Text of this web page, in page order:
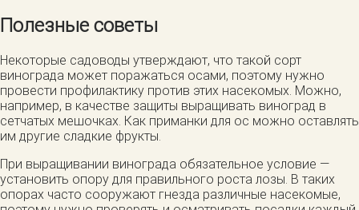
Полезные советы
Некоторые садоводы утверждают, что такой сорт
винограда может поражаться осами, поэтому нужно
провести профилактику против этих насекомых. Можно,
например, в качестве защиты выращивать виноград в
сетчатых мешочках. Как приманки для ос можно оставлять
им другие сладкие фрукты.
При выращивании винограда обязательное условие —
установить опору для правильного роста лозы. В таких
опорах часто сооружают гнезда различные насекомые,